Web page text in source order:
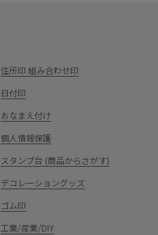
住所印 組み合わせ印
日付印
おなまえ付け
個人情報保護
スタンプ台 (商品からさがす)
デコレーショングッズ
ゴム印
工業/産業/DIY